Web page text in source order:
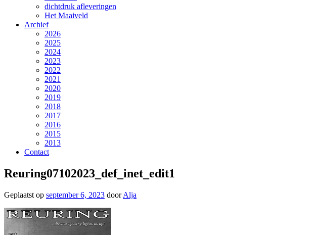
dichtdruk afleveringen
Het Maaiveld
Archief
2026
2025
2024
2023
2022
2021
2020
2019
2018
2017
2016
2015
2013
Contact
Reuring07102023_def_inet_edit1
Geplaatst op september 6, 2023 doorAlja